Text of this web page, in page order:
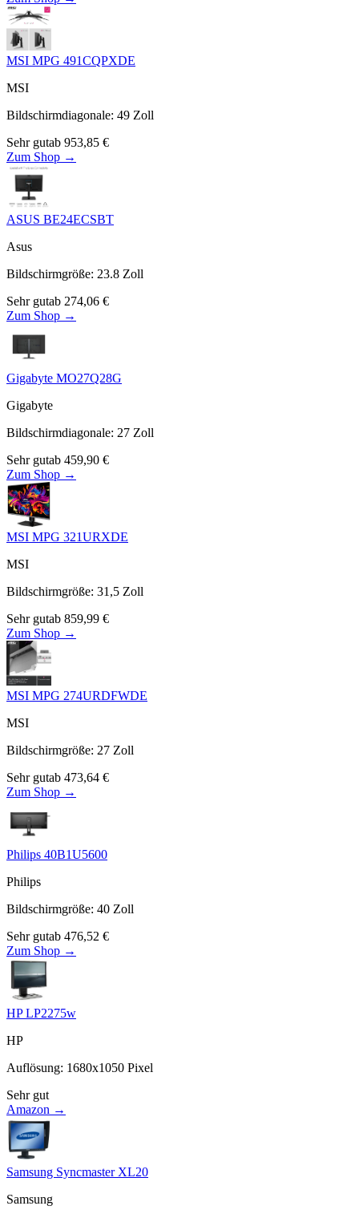
MSI MPG 491CQPXDE
MSI
Bildschirmdiagonale: 49 Zoll
Sehr gutab 953,85 €
Zum Shop →
ASUS BE24ECSBT
Asus
Bildschirmgröße: 23.8 Zoll
Sehr gutab 274,06 €
Zum Shop →
Gigabyte MO27Q28G
Gigabyte
Bildschirmdiagonale: 27 Zoll
Sehr gutab 459,90 €
Zum Shop →
MSI MPG 321URXDE
MSI
Bildschirmgröße: 31,5 Zoll
Sehr gutab 859,99 €
Zum Shop →
MSI MPG 274URDFWDE
MSI
Bildschirmgröße: 27 Zoll
Sehr gutab 473,64 €
Zum Shop →
Philips 40B1U5600
Philips
Bildschirmgröße: 40 Zoll
Sehr gutab 476,52 €
Zum Shop →
HP LP2275w
HP
Auflösung: 1680x1050 Pixel
Sehr gut
Amazon →
Samsung Syncmaster XL20
Samsung